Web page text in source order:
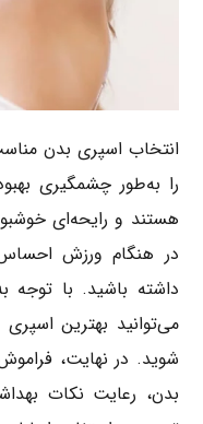
انتخاب اسپری بدن
را به‌طور چشمگیری
هستند و رایحه‌ای
در هنگام ورزش
داشته باشید. با
می‌توانید بهترین
شوید. در نهایت،
بدن، رعایت نکات